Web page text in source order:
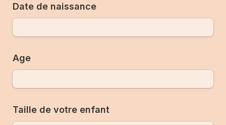
Date de naissance
Age
Taille de votre enfant